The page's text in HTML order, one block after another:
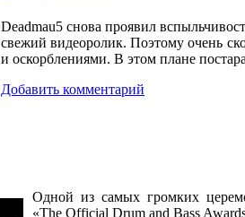
Deadmau5 снова проявил
свежий видеоролик. Поэтому очень
и оскорблениями. В этом плане
Добавить комментарий
Одной из самых громких
«The Official Drum and Bass